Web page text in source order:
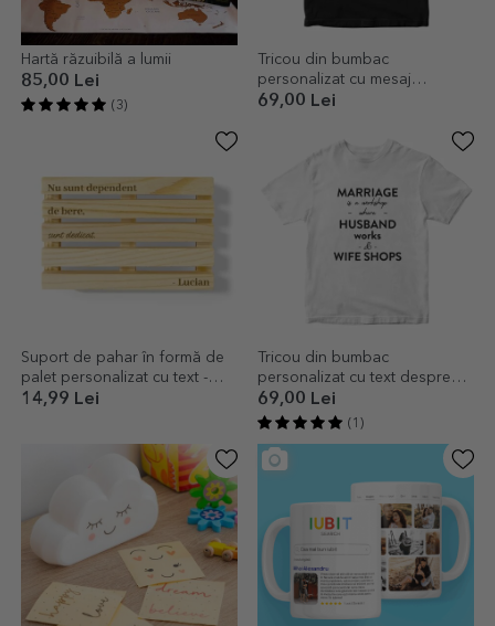
Hartă răzuibilă a lumii
85,00 Lei
(3)
Tricou din bumbac
personalizat cu mesaj
amuzant
69,00 Lei
Suport de pahar în formă de
palet personalizat cu text -
Sunt dedicat
14,99 Lei
Tricou din bumbac
personalizat cu text despre
căsătorie
69,00 Lei
(1)